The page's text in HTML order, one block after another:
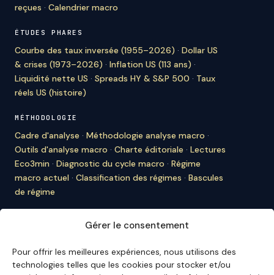
Gérer le consentement
Pour offrir les meilleures expériences, nous utilisons des
technologies telles que les cookies pour stocker et/ou
reçues · Calendrier macro
ÉTUDES PHARES
Courbe des taux inversée (1955–2026) · Dollar US
& crises (1973–2026) · Inflation US (113 ans) ·
Liquidité nette US · Spreads HY & S&P 500 · Taux
réels US (histoire)
MÉTHODOLOGIE
Cadre d'analyse · Méthodologie analyse macro ·
Outils d'analyse macro · Charte éditoriale · Lectures
Eco3min · Diagnostic du cycle macro · Régime
macro actuel · Classification des régimes · Bascules
de régime
nous citent· Mentions légales·Contact